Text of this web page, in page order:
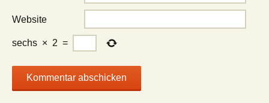
Website
sechs × 2 =